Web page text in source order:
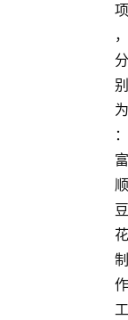
项
，
分
别
为
：
富
顺
豆
花
制
作
工